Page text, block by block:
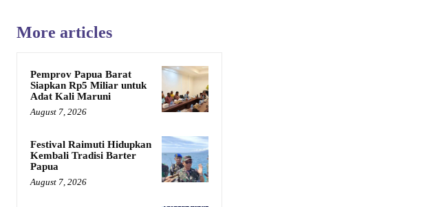
More articles
Pemprov Papua Barat
Siapkan Rp5 Miliar untuk
Adat Kali Maruni
August 7, 2026
Festival Raimuti Hidupkan
Kembali Tradisi Barter
Papua
August 7, 2026